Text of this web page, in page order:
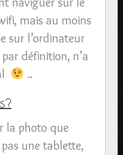
mais au moins
sur l’ordinateur
définition, n’a
..
la photo que
une tablette,